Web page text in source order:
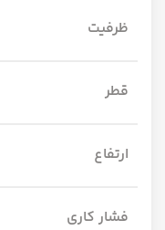
ظرفیت
قطر
ارتفاع
فشار کاری